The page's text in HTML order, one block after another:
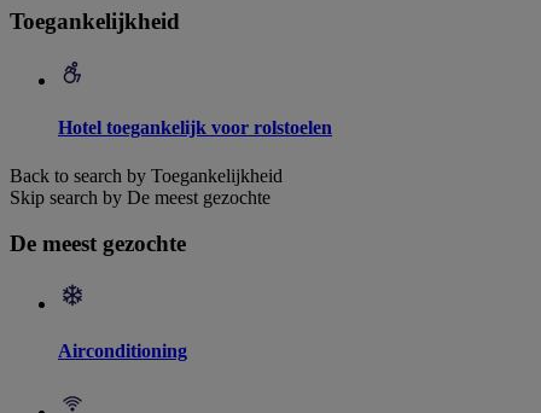
Toegankelijkheid
Hotel toegankelijk voor rolstoelen
Back to search by Toegankelijkheid
Skip search by De meest gezochte
De meest gezochte
Airconditioning